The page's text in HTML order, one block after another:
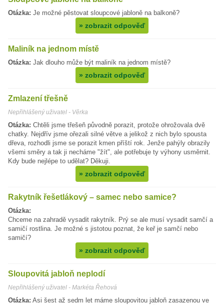
Otázka: Je možné pěstovat sloupcové jabloně na balkoně?
» zobrazit odpověď
Maliník na jednom místě
Otázka: Jak dlouho může být maliník na jednom místě?
» zobrazit odpověď
Zmlazení třešně
Nepřihlášený uživatel - Věrka
Otázka: Chtěli jsme třešeň původně porazit, protože ohrožovala dvě
chatky. Nejdřív jsme ořezali silné větve a jelikož z nich bylo spousta
dřeva, rozhodli jsme se porazit kmen příští rok. Jenže pahýly obrazily
všemi směry a tak ji necháme "žít", ale potřebuje ty výhony usměrnit.
Kdy bude nejlépe to udělat? Děkuji.
» zobrazit odpověď
Rakytník řešetlákový – samec nebo samice?
Otázka:
Chceme na zahradě vysadit rakytník. Prý se ale musí vysadit samčí a
samičí rostlina. Je možné s jistotou poznat, že keř je samčí nebo
samičí?
» zobrazit odpověď
Sloupovitá jabloň neplodí
Nepřihlášený uživatel - Markéta Řehová
Otázka: Asi šest až sedm let máme sloupovitou jabloň zasazenou ve